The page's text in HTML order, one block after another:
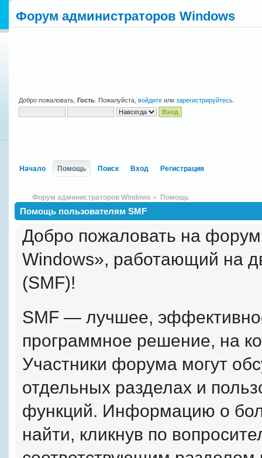
Форум администраторов Windows
Добро пожаловать, Гость . Пожалуйста, войдите или зарегистрируйтесь
Начало Помощь Поиск Вход Регистрация
Форум администраторов Windows » Помощь
Помощь пользователям SMF
Добро пожаловать на
Windows», работающий на
(SMF)!
SMF — лучшее,
программное решение, на
Участники форума могут
отдельных разделах и
функций. Информацию о
найти, кликнув по